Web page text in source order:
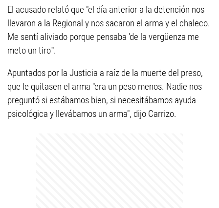
El acusado relató que "el día anterior a la detención nos
llevaron a la Regional y nos sacaron el arma y el chaleco.
Me sentí aliviado porque pensaba 'de la vergüenza me
meto un tiro'".
Apuntados por la Justicia a raíz de la muerte del preso,
que le quitasen el arma "era un peso menos. Nadie nos
preguntó si estábamos bien, si necesitábamos ayuda
psicológica y llevábamos un arma", dijo Carrizo.